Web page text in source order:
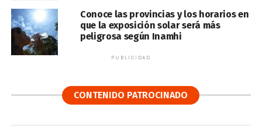
Conoce las provincias y los horarios en
que la exposición solar será más
peligrosa según Inamhi
PUBLICIDAD
CONTENIDO PATROCINADO